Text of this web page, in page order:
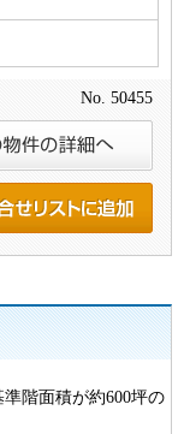
No. 50455
階面積が約600坪の